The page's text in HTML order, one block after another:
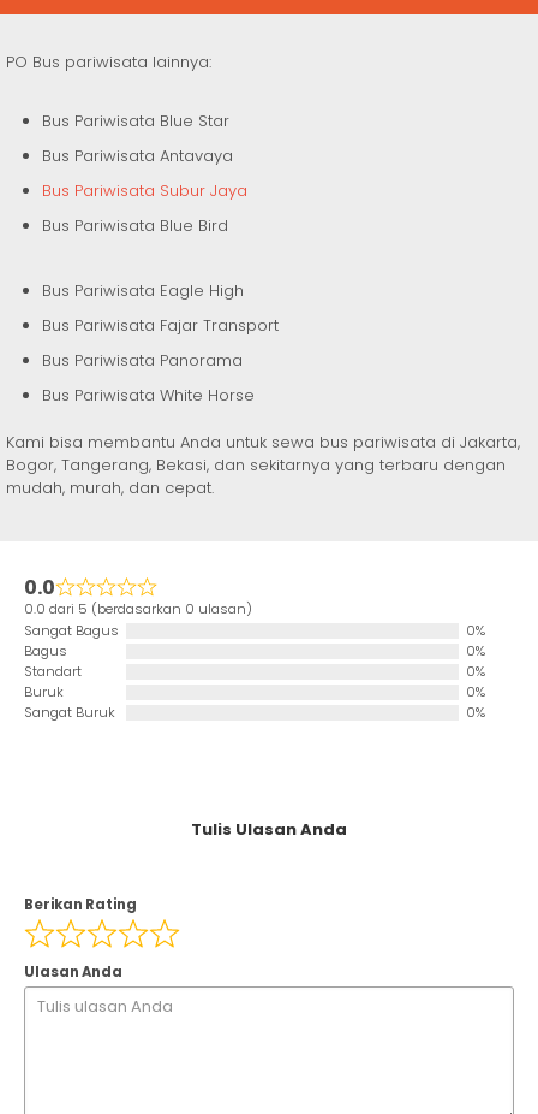
PO Bus pariwisata lainnya:
Bus Pariwisata Blue Star
Bus Pariwisata Antavaya
Bus Pariwisata Subur Jaya
Bus Pariwisata Blue Bird
Bus Pariwisata Eagle High
Bus Pariwisata Fajar Transport
Bus Pariwisata Panorama
Bus Pariwisata White Horse
Kami bisa membantu Anda untuk sewa bus pariwisata di Jakarta,
Bogor, Tangerang, Bekasi, dan sekitarnya yang terbaru dengan
mudah, murah, dan cepat.
0.0
0.0 dari 5 (berdasarkan 0 ulasan)
Sangat Bagus
0%
Bagus
0%
Standart
0%
Buruk
0%
Sangat Buruk
0%
Tulis Ulasan Anda
Berikan Rating
Ulasan Anda